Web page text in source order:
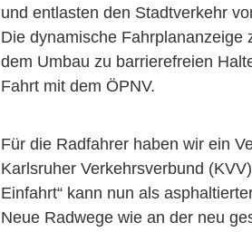
und entlasten den Stadtverkehr
Die dynamische
dem Umbau zu barrierefreien
Fahrt mit dem ÖPNV.
Für die Radfahrer haben wir ein
Karlsruher Verkehrsverbund
Einfahrt“ kann nun als
Neue Radwege wie an der neu